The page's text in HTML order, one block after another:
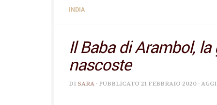
INDIA
Il Baba di Arambol,
nascoste
DI SARA · PUBBLICATO 21 FEBBRAIO 2020 ·